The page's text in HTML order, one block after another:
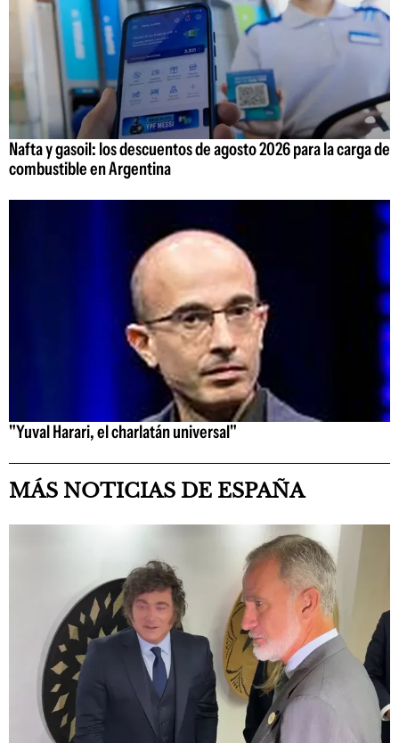
Nafta y gasoil: los descuentos de agosto 2026 para la carga de
combustible en Argentina
"Yuval Harari, el charlatán universal"
MÁS NOTICIAS DE ESPAÑA